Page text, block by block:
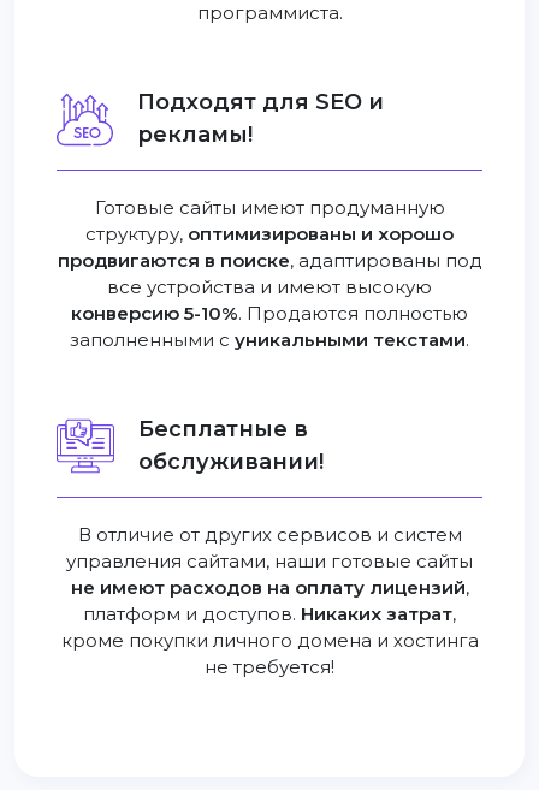
программиста.
Подходят для SEO и
рекламы!
Готовые сайты имеют продуманную
структуру, оптимизированы и хорошо
продвигаются в поиске, адаптированы под
все устройства и имеют высокую
конверсию 5-10%. Продаются полностью
заполненными с уникальными текстами.
Бесплатные в
обслуживании!
В отличие от других сервисов и систем
управления сайтами, наши готовые сайты
не имеют расходов на оплату лицензий,
платформ и доступов. Никаких затрат,
кроме покупки личного домена и хостинга
не требуется!